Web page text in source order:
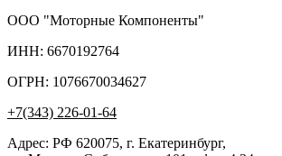
ООО "Моторные Компоненты"
ИНН: 6670192764
ОГРН: 1076670034627
+7(343) 226-01-64
Адрес: РФ 620075, г. Екатеринбург,